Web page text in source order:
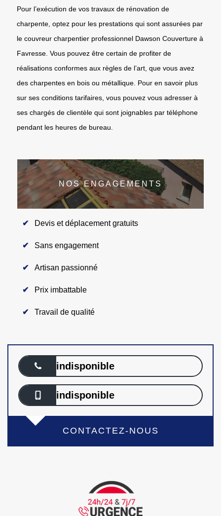
Pour l’exécution de vos travaux de rénovation de
charpente, optez pour les prestations qui sont assurées par
le couvreur charpentier professionnel Dawson Couverture à
Favresse. Vous pouvez être certain de profiter de
réalisations conformes aux règles de l’art, que vous avez
des charpentes en bois ou métallique. Pour en savoir plus
sur ses conditions tarifaires, vous pouvez vous adresser à
ses chargés de clientèle qui sont joignables par téléphone
pendant les heures de bureau.
NOS ENGAGEMENTS
Devis et déplacement gratuits
Sans engagement
Artisan passionné
Prix imbattable
Travail de qualité
indisponible
indisponible
CONTACTEZ-NOUS